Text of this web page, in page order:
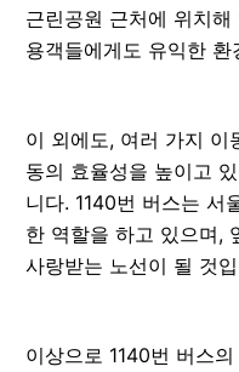
근린공원 근처에 위치
용객들에게도 유익한 환
이 외에도, 여러 가지 이
동의 효율성을 높이고
니다. 1140번 버스는 서
한 역할을 하고 있으며,
사랑받는 노선이 될 것
이상으로 1140번 버스